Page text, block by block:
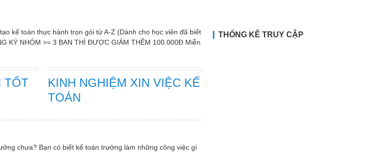
kế toán thực hành trọn gói từ A-Z (Dành cho học viên đã biết
KÝ NHÓM >= 3 BẠN THÌ ĐƯỢC GIẢM THÊM 100.000Đ Miễn
TỐT
KINH NGHIỆM XIN VIỆC KẾ
TOÁN
chưa? Bạn có biết kế toán trưởng làm những công việc gì
THỐNG KÊ TRUY CẬP